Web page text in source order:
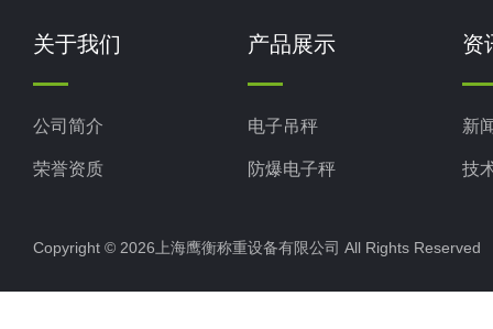
关于我们
公司简介
荣誉资质
产品展示
电子吊秤
防爆电子秤
电子汽车衡
电子天平
资
新
技
Copyright © 2026上海鹰衡称重设备有限公司 All Rights